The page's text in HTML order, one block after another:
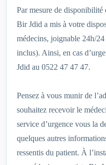
Par mesure de
Bir Jdid a mis à votre
médecins, joignable 24h/
inclus). Ainsi, en cas
Jdid au 0522 47 47 47.
Pensez à vous munir de
souhaitez recevoir le
service d’urgence vous la
quelques autres
ressentis du patient. À